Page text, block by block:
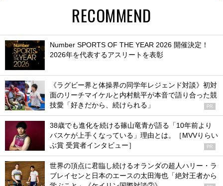
RECOMMEND
Number SPORTS OF THE YEAR 2026 開催決定！
2026年を代表するアスリートを表彰
《ラグビー界と体操界の同学年レジェンド対談》初対
面のリーチマイケルと内村航平が本音で語り合った競
技愛「好きだから、続けられる」
PR
38歳でも進化を続ける篠山竜青が語る「10年前より
バスケが上手くなっている」理由とは。［MVVりらい
ぶ賞 受賞者インタビュー］
PR
世界の頂点に君臨し続けるオランダの超人ハリー・ラ
ブレイセンと日本のエースの太田海也「絶対王者から